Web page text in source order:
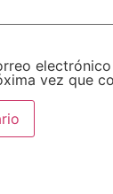
vez que